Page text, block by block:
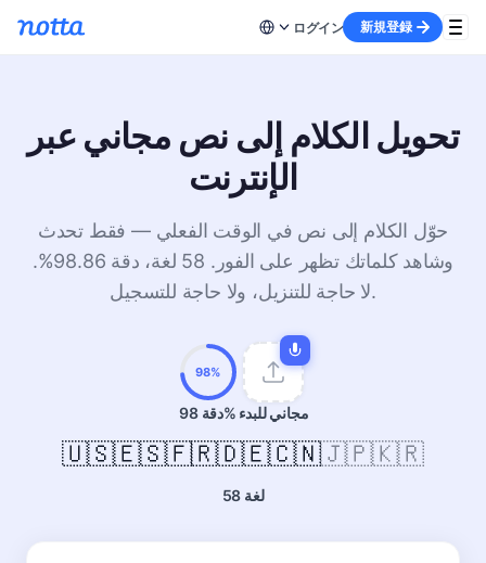
ログイン 新規登録
تحويل الكلام إلى نص مجاني عبر
الإنترنت
حوّل الكلام إلى نص في الوقت الفعلي — فقط تحدث
وشاهد كلماتك تظهر على الفور. 58 لغة، دقة 98.86%.
لا حاجة للتنزيل، ولا حاجة للتسجيل.
98%
دقة 98% مجاني للبدء
🇺🇸🇪🇸🇫🇷🇩🇪🇨🇳🇯🇵🇰🇷
58 لغة